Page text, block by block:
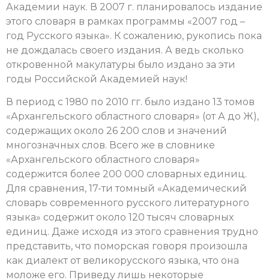
Академии наук. В 2007 г. планировалось издание
этого словаря в рамках программы «2007 год –
год Русского языка». К сожалению, рукопись пока
не дождалась своего издания. А ведь сколько
откровенной макулатуры было издано за эти
годы Российской Академией наук!
В период с 1980 по 2010 гг. было издано 13 томов
«Архангельского областного словаря» (от А до Ж),
содержащих около 26 200 слов и значений
многозначных слов. Всего же в словнике
«Архангельского областного словаря»
содержится более 200 000 словарных единиц.
Для сравнения, 17-ти томный «Академический
словарь современного русского литературного
языка» содержит около 120 тысяч словарных
единиц. Даже исходя из этого сравнения трудно
представить, что поморская говоря произошла
как диалект от великорусского языка, что она
моложе его. Приведу лишь некоторые